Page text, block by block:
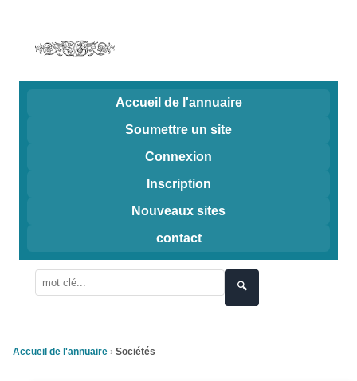
Accueil de l'annuaire
Soumettre un site
Connexion
Inscription
Nouveaux sites
contact
🔍
Accueil de l'annuaire Sociétés